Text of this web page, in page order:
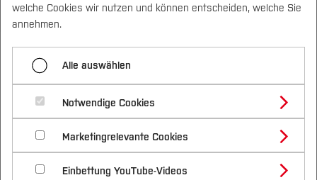
Campus Personen DE|EN Quicklinks
Studium
Studienangebote
Bachelorstudiengänge
Masterstudiengänge
Vor dem Studium
Bewerben & Einschreiben
Bewerbungsportal
Im Studium
Studienbüros und Prüfungen
Nach dem Studium
Forschung & Transfer
Profil
Forschungs- und Transferprofil
Schwerpunkte (FuT)
Beratung & Förderung
Nachhaltigkeit
Nachhaltigkeit studieren
International
Aktuelles
Veranstaltungen und Netzwerke
Team
Alumni
Gesundheitswissenschaften
Herzlich Willkommen im
Fachbereich
welche Cookies wir nutzen und können entscheiden, welche Sie
annehmen.
Alle auswählen
Notwendige Cookies
Marketingrelevante Cookies
Einbettung YouTube-Videos